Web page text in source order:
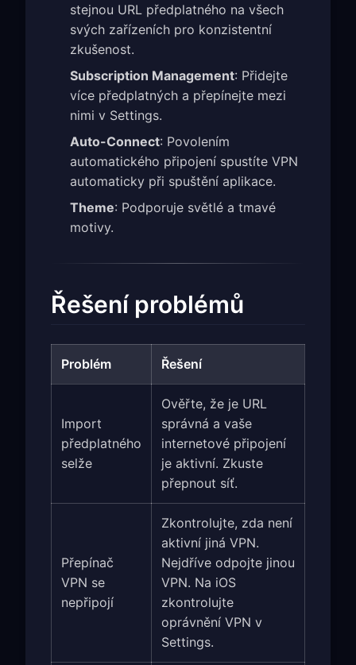
stejnou URL předplatného na všech
svých zařízeních pro konzistentní
zkušenost.
Subscription Management: Přidejte
více předplatných a přepínejte mezi
nimi v Settings.
Auto-Connect: Povolením
automatického připojení spustíte VPN
automaticky při spuštění aplikace.
Theme: Podporuje světlé a tmavé
motivy.
Řešení problémů
Problém Řešení
Import
předplatného
selže
Ověřte, že je URL
správná a vaše
internetové připojení
je aktivní. Zkuste
přepnout síť.
Přepínač
VPN se
nepřipojí
Zkontrolujte, zda není
aktivní jiná VPN.
Nejdříve odpojte jinou
VPN. Na iOS
zkontrolujte
oprávnění VPN v
Settings.